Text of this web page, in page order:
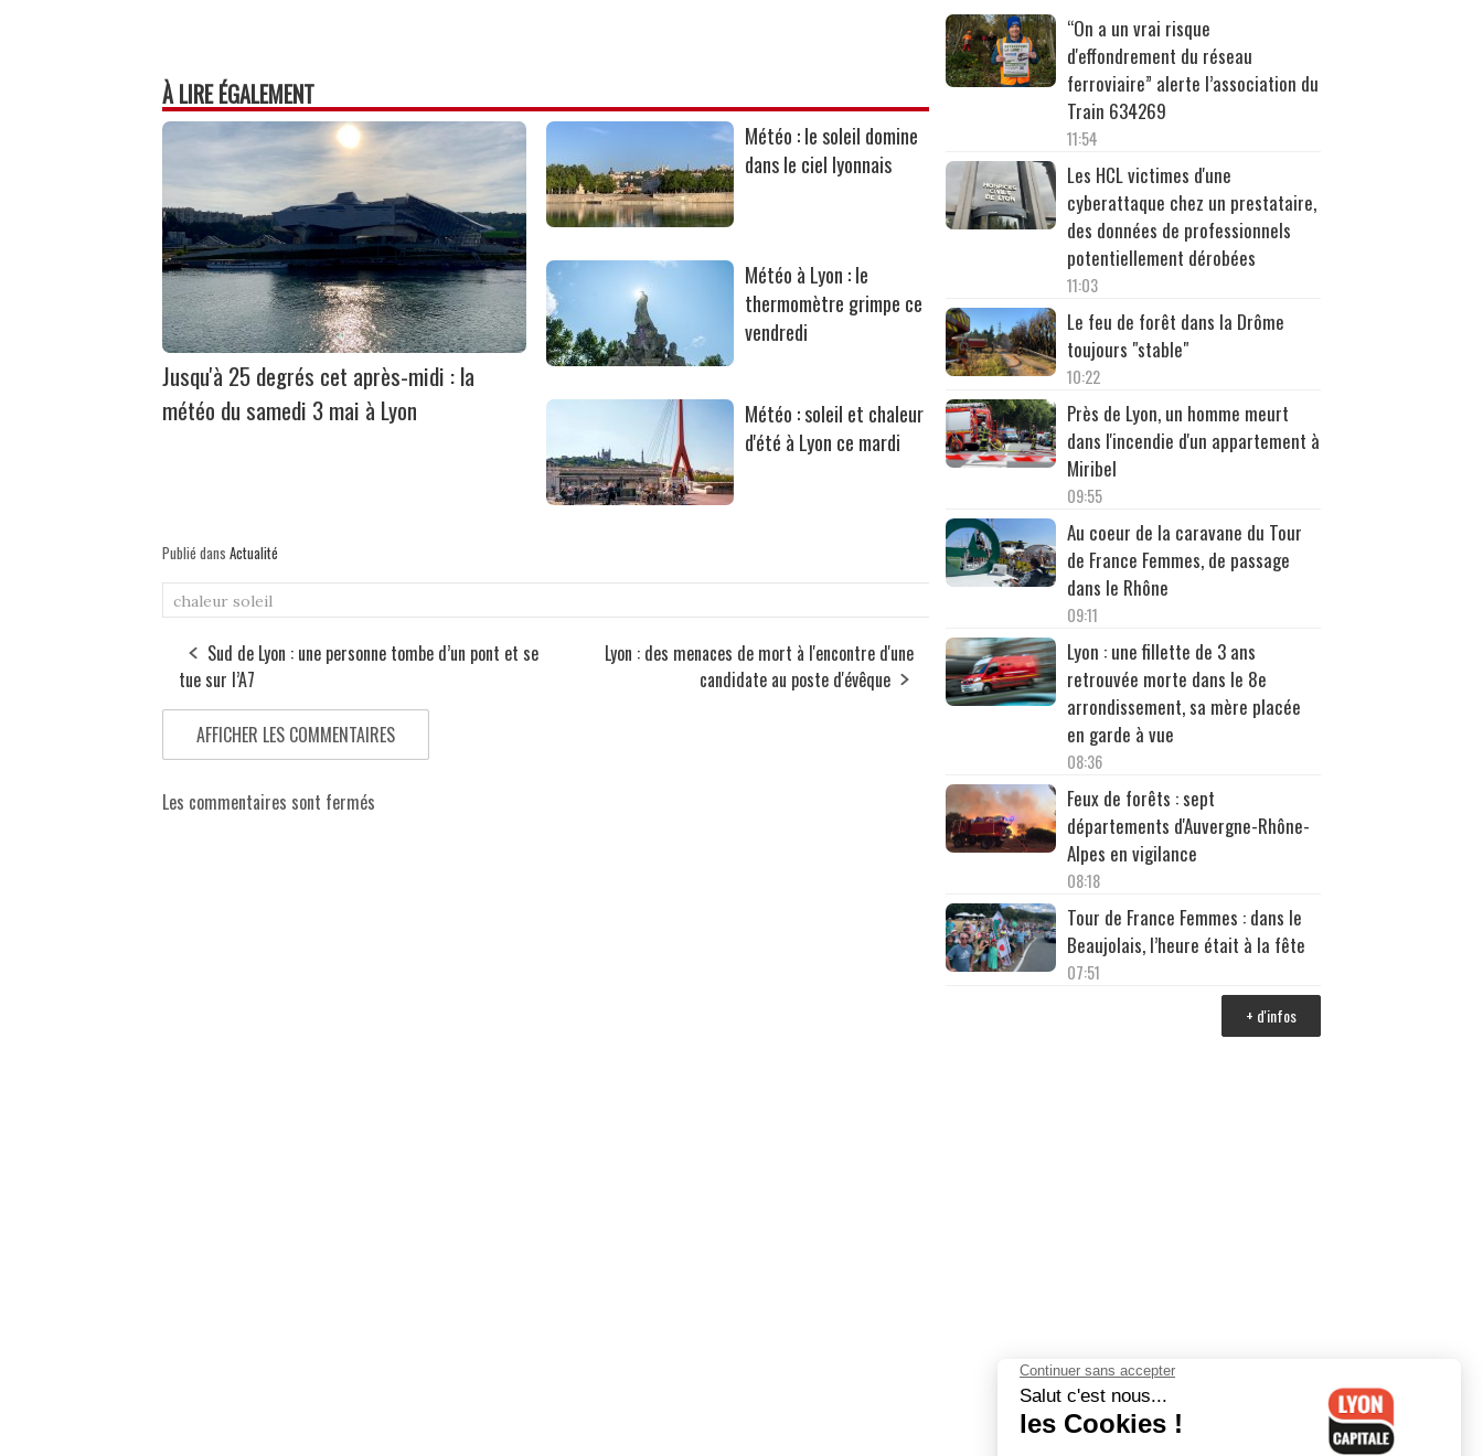
À LIRE ÉGALEMENT
Jusqu'à 25 degrés cet après-midi : la
météo du samedi 3 mai à Lyon
Météo : le soleil domine
dans le ciel lyonnais
Météo à Lyon : le
thermomètre grimpe ce
vendredi
Météo : soleil et chaleur
d'été à Lyon ce mardi
Publié dans Actualité
chaleur soleil
Sud de Lyon : une personne tombe d’un pont et se
tue sur l’A7
Lyon : des menaces de mort à l'encontre d'une
candidate au poste d'évêque
AFFICHER LES COMMENTAIRES
Les commentaires sont fermés
“On a un vrai risque
d'effondrement du réseau
ferroviaire” alerte l’association du
Train 634269
11:54
Les HCL victimes d'une
cyberattaque chez un prestataire,
des données de professionnels
potentiellement dérobées
11:03
Le feu de forêt dans la Drôme
toujours "stable"
10:22
Près de Lyon, un homme meurt
dans l'incendie d'un appartement à
Miribel
09:55
Au coeur de la caravane du Tour
de France Femmes, de passage
dans le Rhône
09:11
Lyon : une fillette de 3 ans
retrouvée morte dans le 8e
arrondissement, sa mère placée
en garde à vue
08:36
Feux de forêts : sept
départements d'Auvergne-Rhône-
Alpes en vigilance
08:18
Tour de France Femmes : dans le
Beaujolais, l’heure était à la fête
07:51
+ d'infos